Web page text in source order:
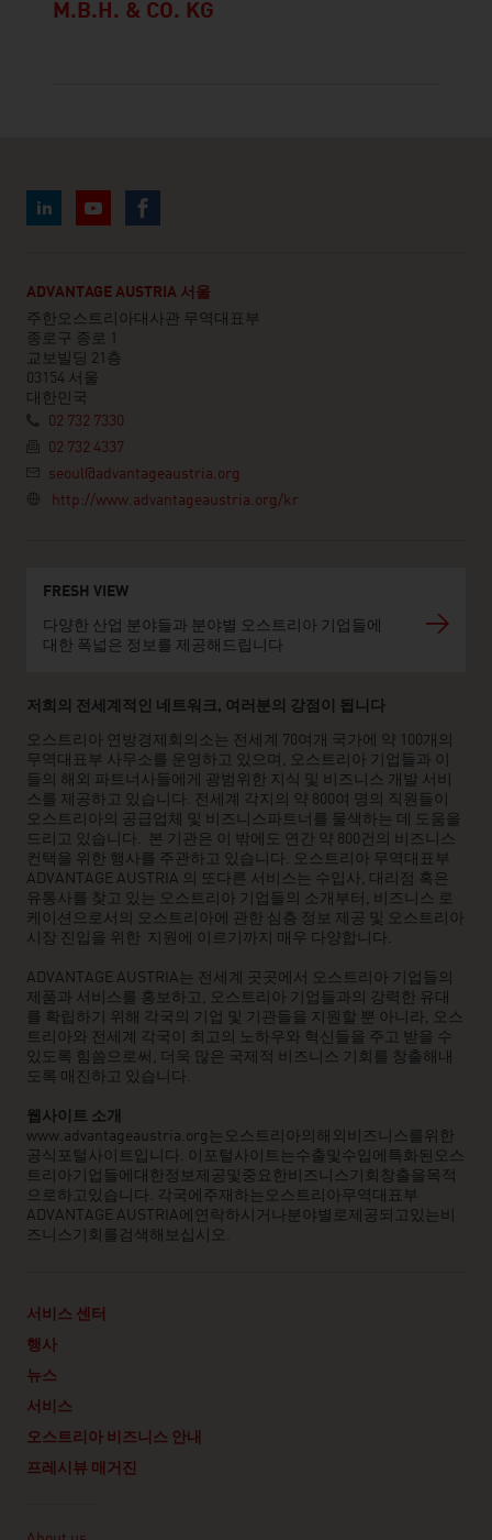
M.B.H. & CO. KG
ADVANTAGE AUSTRIA 서울
주한오스트리아대사관 무역대표부
종로구 종로 1
교보빌딩 21층
03154 서울
대한민국
02 732 7330
02 732 4337
seoul@advantageaustria.org
http://www.advantageaustria.org/kr
FRESH VIEW
다양한 산업 분야들과 분야별 오스트리아 기업들에
대한 폭넓은 정보를 제공해드립니다
저희의 전세계적인 네트워크, 여러분의 강점이 됩니다
오스트리아 연방경제회의소는 전세계 70여개 국가에 약 100개의
무역대표부 사무소를 운영하고 있으며, 오스트리아 기업들과 이
들의 해외 파트너사들에게 광범위한 지식 및 비즈니스 개발 서비
스를 제공하고 있습니다. 전세계 각지의 약 800여 명의 직원들이
오스트리아의 공급업체 및 비즈니스파트너를 물색하는 데 도움을
드리고 있습니다. 본 기관은 이 밖에도 연간 약 800건의 비즈니스
컨택을 위한 행사를 주관하고 있습니다. 오스트리아 무역대표부
ADVANTAGE AUSTRIA 의 또다른 서비스는 수입사, 대리점 혹은
유통사를 찾고 있는 오스트리아 기업들의 소개부터, 비즈니스 로
케이션으로서의 오스트리아에 관한 심층 정보 제공 및 오스트리아
시장 진입을 위한 지원에 이르기까지 매우 다양합니다.
ADVANTAGE AUSTRIA는 전세계 곳곳에서 오스트리아 기업들의
제품과 서비스를 홍보하고, 오스트리아 기업들과의 강력한 유대
를 확립하기 위해 각국의 기업 및 기관들을 지원할 뿐 아니라, 오스
트리아와 전세계 각국이 최고의 노하우와 혁신들을 주고 받을 수
있도록 힘씀으로써, 더욱 많은 국제적 비즈니스 기회를 창출해내
도록 매진하고 있습니다.
웹사이트 소개
www.advantageaustria.org는오스트리아의해외비즈니스를위한
공식포털사이트입니다. 이포털사이트는수출및수입에특화된오스
트리아기업들에대한정보제공및중요한비즈니스기회창출을목적
으로하고있습니다. 각국에주재하는오스트리아무역대표부
ADVANTAGE AUSTRIA에연락하시거나분야별로제공되고있는비
즈니스기회를검색해보십시오.
서비스 센터
행사
뉴스
서비스
오스트리아 비즈니스 안내
프레시뷰 매거진